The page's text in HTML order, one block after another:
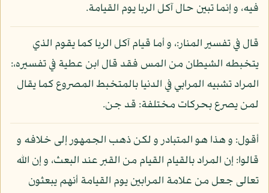
فيه، و إنما تبين حال آكل الربا يوم القيامة.
قال في تفسير المنار:، و أما قيام آكل الربا كما يقوم الذي
يتخبطه الشيطان من المس فقد قال ابن عطية في تفسيره،:
المراد تشبيه المرابي في الدنيا بالمتخبط المصروع كما يقال
لمن يصرع بحركات مختلفة: قد جن.
أقول: و هذا هو المتبادر و لكن ذهب الجمهور إلى خلافه و
قالوا: إن المراد بالقيام القيام من القبر عند البعث، و إن الله
تعالى جعل من علامة المرابين يوم القيامة أنهم يبعثون